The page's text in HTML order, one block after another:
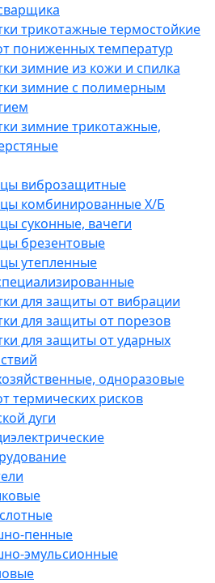
трикотажные термостойкие
пониженных температур
зимние из кожи и спилка
зимние с полимерным
зимние трикотажные,
виброзащитные
комбинированные Х/Б
суконные, вачеги
брезентовые
утепленные
для защиты от вибрации
для защиты от порезов
для защиты от ударных
одноразовые
термических рисков
дуги
пенные
эмульсионные